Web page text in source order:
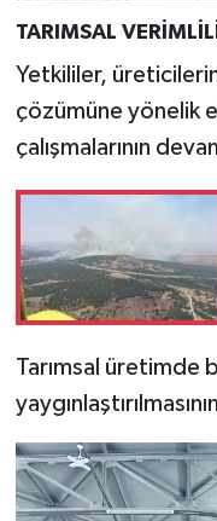
TARIMSAL
Yetkililer, üreticilerin
çözümüne yönelik
çalışmalarının
Tarımsal üretimde
Video Galeri
Yemek Tarifleri